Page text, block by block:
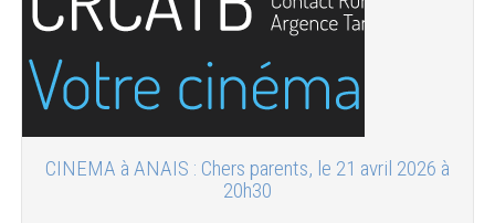
CINEMA à ANAIS : Chers parents, le 21 avril 2026 à
20h30